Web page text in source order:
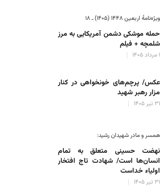
ویژه‌نامهٔ اربعین ۱۴۴۸ (۱۴۰۵) ـ ۱۸
حمله موشکی دشمن آمریکایی به مرز
شلمچه + فیلم
۱ مرداد ۱۴۰۵
عکس/ پرچم‌های خونخواهی در کنار
مزار رهبر شهید
۳۱ تیر ۱۴۰۵
همسر و مادر شهیدان رشید:
نهضت حسینی متعلق به تمام
انسان‌ها است/ شهادت تاج افتخار
اولیاء خداست
۳۱ تیر ۱۴۰۵